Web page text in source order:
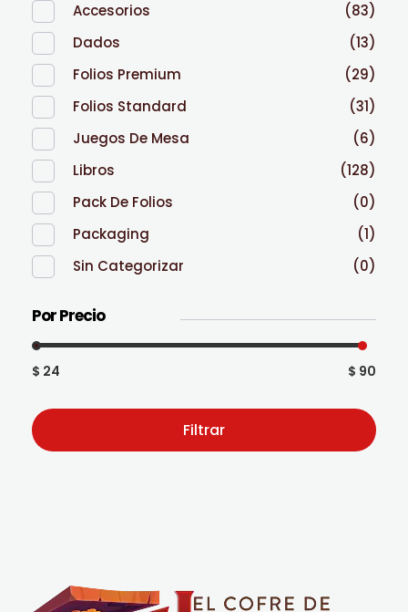
Accesorios
(83)
Dados
(13)
Folios Premium
(29)
Folios Standard
(31)
Juegos De Mesa
(6)
Libros
(128)
Pack De Folios
(0)
Packaging
(1)
Sin Categorizar
(0)
Por Precio
$ 24 $ 90
Filtrar